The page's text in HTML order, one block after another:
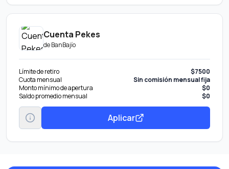
Cuenta Pekes
deBanBajío
Límite de retiro
$7500
Cuota mensual
Sin comisión mensual fija
Monto mínimo de apertura
$0
Saldo promedio mensual
$0
Aplicar